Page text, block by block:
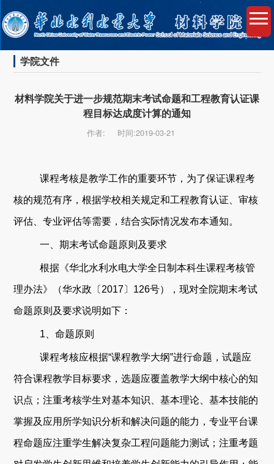
学院文件
材料学院关于进一步规范期末考试命题和工程教育认证课
程目标达成度计算的通知
作者: 时间:2019-03-21
课程考核是教学工作的重要环节，为了保证课程考
核的规范有序，根据学校相关规定和工程教育认证 、审核
评估、专业评估等需要 ，结合实际情况发布本通知。
一、期末考试命题原则及要求
根据《华北水利水电大学全日制本科生课程考核管
理办法》（华水政〔2017〕126号），现对全院期末考试
命题原则 及要求说明如下 ：
1 、命题原则
课程考核应根据“课程教学大纲”进行命题，试题应
符合课程教学目标要求，选题应覆盖教学大纲中核心的知
识点 ；注重考核学生对基本知识、基本理论、基本技能的
掌握及应用所学知识分析和解决问题的能力 ，专业平台课
程命题应注重学生解决复杂工程问题能力测试；注重考题